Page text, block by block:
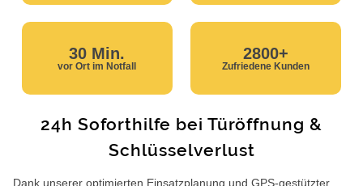
30 Min.
vor Ort im Notfall
2800+
Zufriedene Kunden
24h Soforthilfe bei Türöffnung &
Schlüsselverlust
Dank unserer optimierten Einsatzplanung und GPS-gestützter